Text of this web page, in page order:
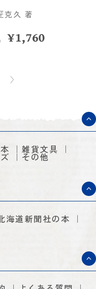
克久 著
¥1,760
本 雑貨文具
その他
海道新聞社の本